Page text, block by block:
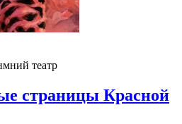
театр
страницы Красной